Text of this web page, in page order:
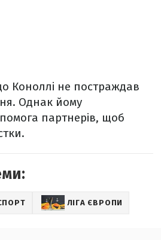
Коноллі не постраждав
Однак йому
партнерів, щоб
ЛІГА ЄВРОПИ